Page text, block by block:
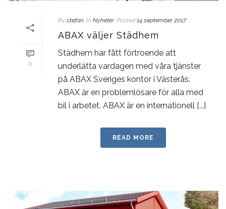
0
By stefan In Nyheter Posted 14 september 2017
ABAX väljer Städhem
Städhem har fått förtroende att
underlätta vardagen med våra tjänster
på ABAX Sveriges kontor i Västerås.
ABAX är en problemlösare för alla med
bil i arbetet. ABAX är en internationell [...]
READ MORE